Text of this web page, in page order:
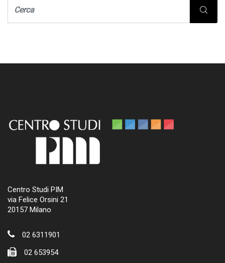
Centro Studi PIM
via Felice Orsini 21
20157 Milano
02 6311901
02 653954